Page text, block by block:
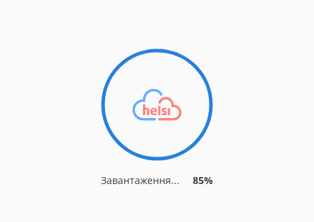
Завантаження... 85%